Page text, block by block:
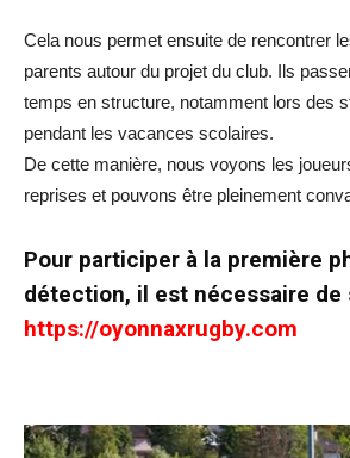
Cela nous permet ensuite de rencontrer
parents autour du projet du club. Ils
temps en structure, notamment lors des
pendant les vacances scolaires.
De cette manière, nous voyons les
reprises et pouvons être pleinement
Pour participer à la première
détection, il est nécessaire de
https://oyonnaxrugby.com